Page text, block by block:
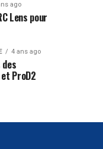
ago
Lens pour
4 ans ago
ProD2